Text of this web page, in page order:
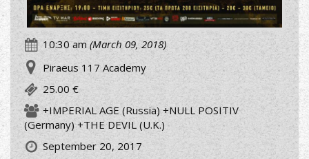
10:30 am (March 09, 2018)
Piraeus 117 Academy
25.00 €
+IMPERIAL AGE (Russia) +NULL POSITIV
(Germany) +THE DEVIL (U.K.)
September 20, 2017